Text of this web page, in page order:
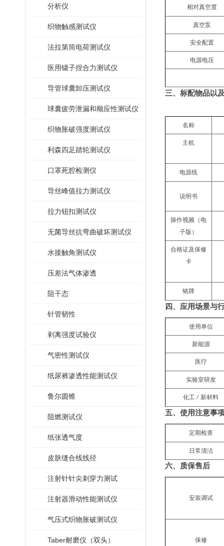
分析仪
织物触感测试仪
法拉第筒电荷测试仪
医用镊子捏合力测试仪
导管球囊卸压测试仪
球囊疲劳泄漏和顺应性测试仪
织物胀破强度测试仪
利森四足踏轮测试仪
口罩死腔检测仪
导丝峰值拉力测试仪
拉力钮扣测试仪
无菌导丝抗弯曲破坏测试仪
水接触角测试仪
压差法气体渗透
阻干态
针管韧性
剥离强度试验仪
气密性测试仪
纸尿裤渗透性能测试仪
鲁尔圆锥
阻燃测试仪
纸张透气度
皮肤缝合线线径
注射针针尖刺穿力测试
注射器滑动性能测试仪
气压式织物胀破测试仪
Taber耐磨仪（双头）
相对真空度
真空泵
安全配置
电源电压
三、标配物品以
名称
主机
电源线
说明书
操作视频（电
子版）
合格证及保修
卡
铭牌
四、 应用场景与
使用单位
新能源
医疗
实验室研发
化工 / 新材料
五、 使用注意事
定期检查
日常清洁
六、质保售后
安装调试
保修